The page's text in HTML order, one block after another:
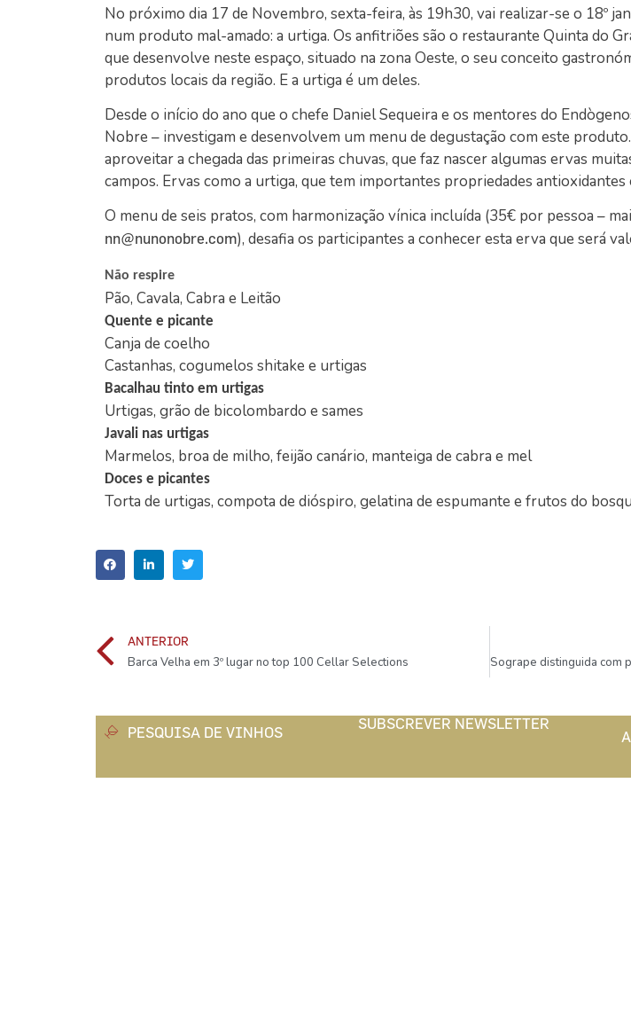
No próximo dia 17 de Novembro, sexta-feira, às 19h30, vai realizar-se o 18º
num produto mal-amado: a urtiga. Os anfitriões são o restaurante Quinta do
que desenvolve neste espaço, situado na zona Oeste, o seu conceito
produtos locais da região. E a urtiga é um deles.
Desde o início do ano que o chefe Daniel Sequeira e os mentores do
Nobre – investigam e desenvolvem um menu de degustação com este
aproveitar a chegada das primeiras chuvas, que faz nascer algumas ervas
campos. Ervas como a urtiga, que tem importantes propriedades
O menu de seis pratos, com harmonização vínica incluída (35€ por pessoa –
nn@nunonobre.com), desafia os participantes a conhecer esta erva que será
Não respire
Pão, Cavala, Cabra e Leitão
Quente e picante
Canja de coelho
Castanhas, cogumelos shitake e urtigas
Bacalhau tinto em urtigas
Urtigas, grão de bicolombardo e sames
Javali nas urtigas
Marmelos, broa de milho, feijão canário, manteiga de cabra e mel
Doces e picantes
Torta de urtigas, compota de dióspiro, gelatina de espumante e frutos do
ANTERIOR
Barca Velha em 3º lugar no top 100 Cellar Selections
PESQUISA DE VINHOS
SUBSCREVER NEWSLETTER